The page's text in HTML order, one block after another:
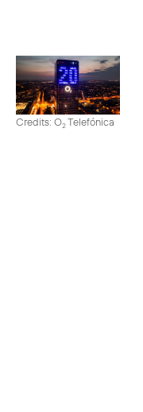
Credits: O2Telefónica